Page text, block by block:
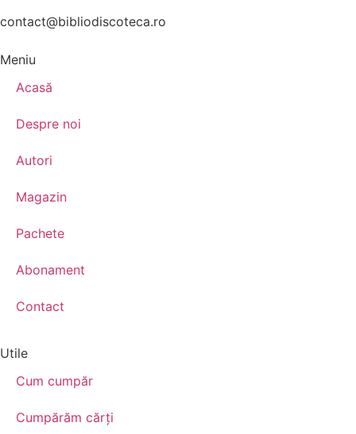
contact@bibliodiscoteca.ro
Meniu
Acasă
Despre noi
Autori
Magazin
Pachete
Abonament
Contact
Utile
Cum cumpăr
Cumpărăm cărţi